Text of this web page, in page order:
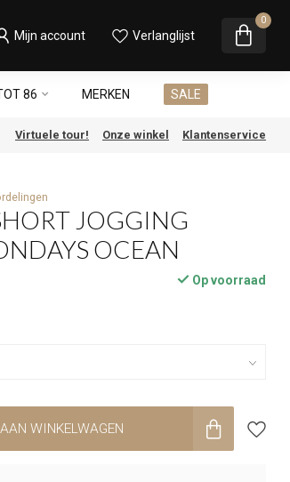
Mijn account Verlanglijst
0
86 MERKEN SALE
Virtuele tour! Onze winkel Klantenservice
JOGGING
OCEAN
Op voorraad
WINKELWAGEN